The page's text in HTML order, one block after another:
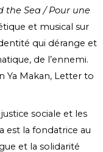
the Sea / Pour une
et musical sur
qui dérange et
de l’ennemi.
Ya Makan, Letter to
sociale et les
est la fondatrice au
et la solidarité